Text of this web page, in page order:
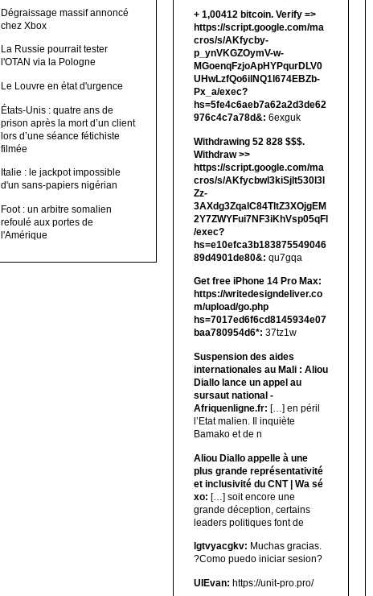
Dégraissage massif annoncé
chez Xbox
La Russie pourrait tester
l'OTAN via la Pologne
Le Louvre en état d'urgence
États-Unis : quatre ans de
prison après la mort d’un client
lors d’une séance fétichiste
filmée
Italie : le jackpot impossible
d'un sans-papiers nigérian
Foot : un arbitre somalien
refoulé aux portes de
l'Amérique
+ 1,00412 bitсоin. Verify =>
https://script.google.com/ma
cros/s/AKfycby-
p_ynVKGZOymV-w-
MGoenqFzjoApHYPqurDLV0
UHwLzfQo6ilNQ1l674EBZb-
Px_a/exec?
hs=5fe4c6aeb7a62a2d3de62
976c4c7a78d&: 6exguk
Withdrawing 52 828 $$$.
Withdrаw >>
https://script.google.com/ma
cros/s/AKfycbwl3kiSjlt530I3l
Zz-
3AXdg3ZqalC84TltZ3XOjgEM
2Y7ZWYFui7NF3iKhVsp05qFl
/exec?
hs=e10efca3b183875549046
89d4901de80&: qu7gqa
Get free iPhone 14 Pro Max:
https://writedesigndeliver.co
m/upload/go.php
hs=7017ed6f6cd8145934e07
baa780954d6*: 37tz1w
Suspension des aides
internationales au Mali : Aliou
Diallo lance un appel au
sursaut national -
Afriquenligne.fr: […] en péril
l’Etat malien. Il inquiète
Bamako et de n
Aliou Diallo appelle à une
plus grande représentativité
et inclusivité du CNT | Wa sé
xo: […] soit encore une
grande déception, certains
leaders politiques font de
lgtvyacgkv: Muchas gracias.
?Como puedo iniciar sesion?
UIEvan: https://unit-pro.pro/